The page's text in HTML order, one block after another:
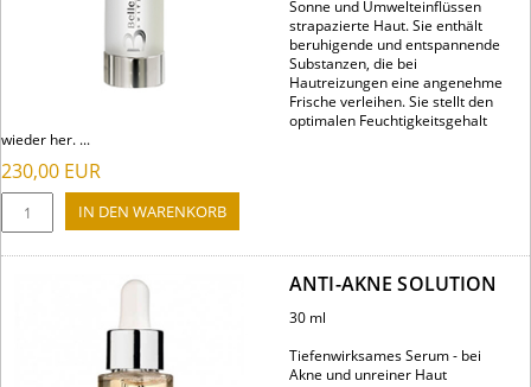
Sonne und Umwelteinflüssen
strapazierte Haut. Sie enthält
beruhigende und entspannende
Substanzen, die bei
Hautreizungen eine angenehme
Frische verleihen. Sie stellt den
optimalen Feuchtigkeitsgehalt
wieder her. ...
230,00 EUR
ANTI-AKNE SOLUTION
30 ml
Tiefenwirksames Serum - bei
Akne und unreiner Haut